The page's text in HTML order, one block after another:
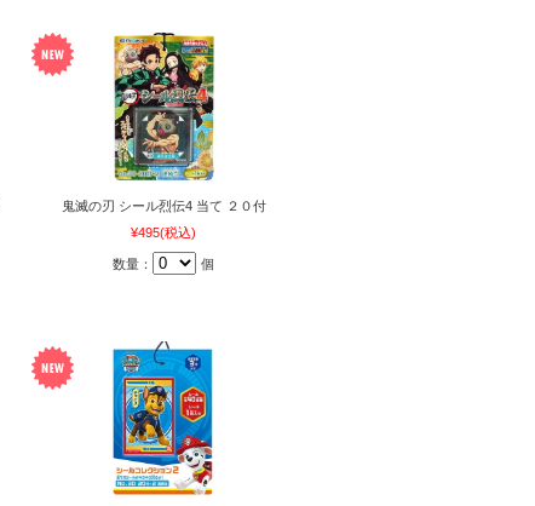
鬼滅の刃 シール烈伝4 当て ２０付
¥495(税込)
数量： 個